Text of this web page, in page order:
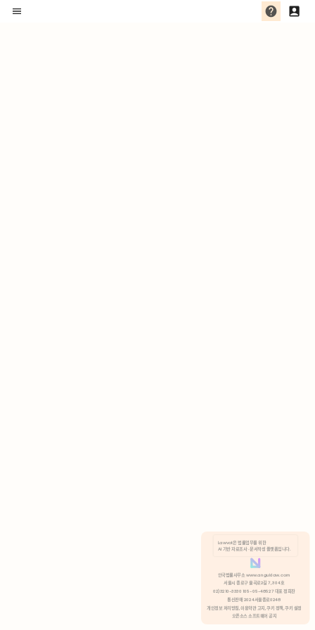
분석 쿠키 허용
Lawvot은 법률업무를 위한
AI 기반 자료조사 · 문서작성 플랫폼입니다.
안국법률사무소 www.anguklaw.com
서울시 종로구 율곡로2길 7, 304호
02)3210-3330 105-05-48527 대표 정희찬
통신판매 2024서울종로0248
개인정보 처리방침, 이용약관 고지, 쿠키 정책, 쿠키 설정
오픈소스 소프트웨어 공지